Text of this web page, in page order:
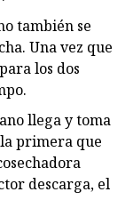
también se
Una vez que
los dos
llega y toma
la primera que
descarga, el